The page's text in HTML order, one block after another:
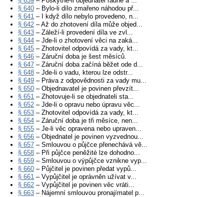
§ 640 – Bylo-li dílo zmařeno náhodou př...
§ 641 – I když dílo nebylo provedeno, n...
§ 642 – Až do zhotovení díla může objed...
§ 643 – Záleží-li provedení díla ve zvl...
§ 644 – Jde-li o zhotovení věci na zaká...
§ 645 – Zhotovitel odpovídá za vady, kt...
§ 646 – Záruční doba je šest měsíců.
§ 647 – Záruční doba začíná běžet ode d...
§ 648 – Jde-li o vadu, kterou lze odstr...
§ 649 – Práva z odpovědnosti za vady mu...
§ 650 – Objednavatel je povinen převzít...
§ 651 – Zhotovuje-li se objednateli sta...
§ 652 – Jde-li o opravu nebo úpravu věc...
§ 653 – Zhotovitel odpovídá za vady, kt...
§ 654 – Záruční doba je tři měsíce, nen...
§ 655 – Je-li věc opravena nebo upraven...
§ 656 – Objednatel je povinen vyzvednou...
§ 657 – Smlouvou o půjčce přenechává vě...
§ 658 – Při půjčce peněžité lze dohodno...
§ 659 – Smlouvou o výpůjčce vznikne vyp...
§ 660 – Půjčitel je povinen předat vypů...
§ 661 – Vypůjčitel je oprávněn užívat v...
§ 662 – Vypůjčitel je povinen věc vráti...
§ 663 – Nájemní smlouvou pronajímatel p...